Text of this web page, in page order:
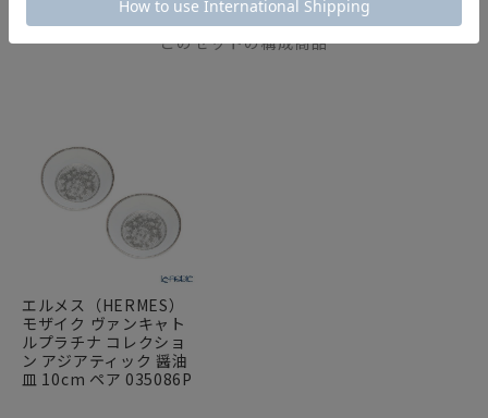
COMPONENT PRODUCTS
このセットの構成商品
エルメス（HERMES）
モザイク ヴァンキャト
ルプラチナ コレクショ
ン アジアティック 醤油
皿 10cm ペア 035086P